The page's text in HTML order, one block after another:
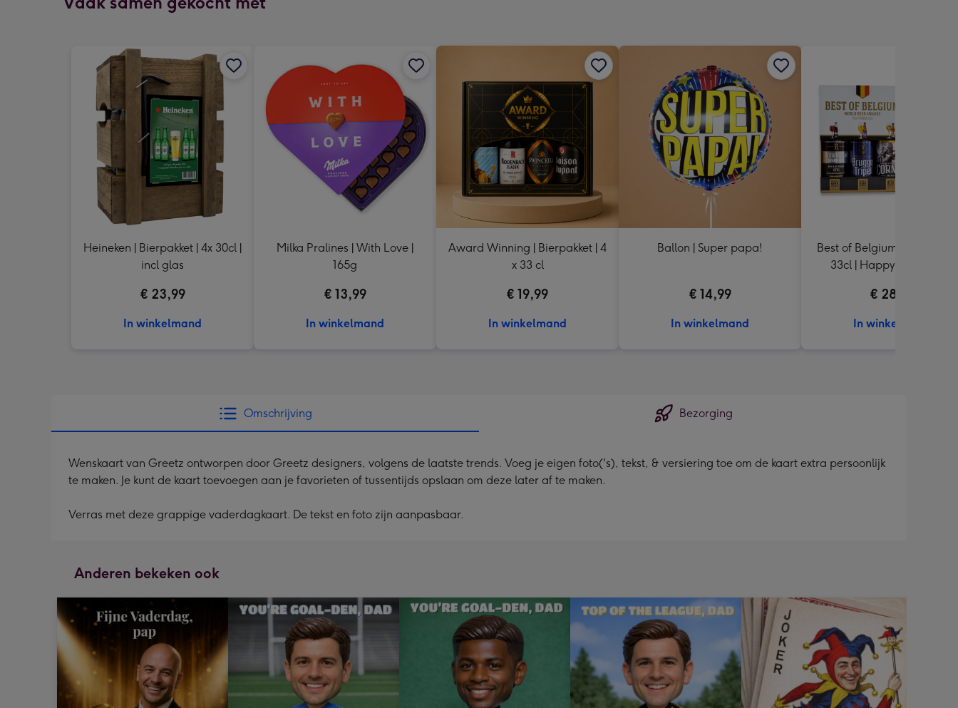
mm
Heineken | Bierpakket | 4x 30cl |
incl glas
€ 23,99
In winkelmand
Milka Pralines | With Love |
165g
€ 13,99
In winkelmand
Award Winning | Bierpakket | 4
x 33 cl
€ 19,99
In winkelmand
Ballon | Super papa!
€ 14,99
In winkelmand
Best of Belgium bierpakket
33cl | Happy socks 41-46
€ 28,99
In winkelmand
Omschrijving Bezorging
Wenskaart van Greetz ontworpen door Greetz designers, volgens de laatste trends. Voeg je eigen foto('s), tekst, & versiering toe om de kaart extra persoonlijk
te maken. Je kunt de kaart toevoegen aan je favorieten of tussentijds opslaan om deze later af te maken.
Verras met deze grappige vaderdagkaart. De tekst en foto zijn aanpasbaar.
Anderen bekeken ook